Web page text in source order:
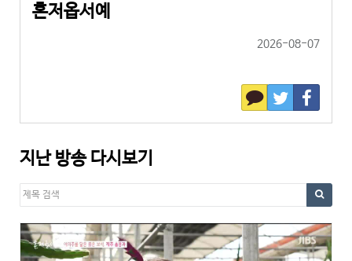
혼저옵서예
2026-08-07
지난 방송 다시보기